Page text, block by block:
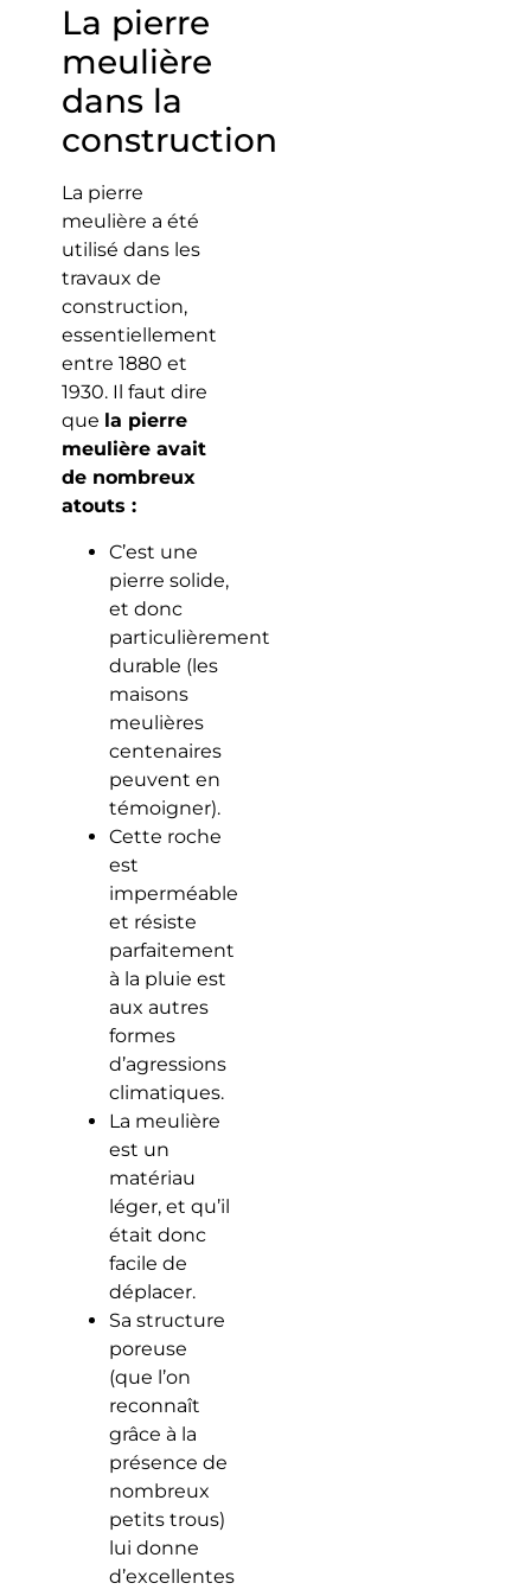
La pierre
meulière
dans la
construction
La pierre
meulière a été
utilisé dans les
travaux de
construction,
essentiellement
entre 1880 et
1930. Il faut dire
que la pierre
meulière avait
de nombreux
atouts :
C’est une
pierre solide,
et donc
particulièrement
durable (les
maisons
meulières
centenaires
peuvent en
témoigner).
Cette roche
est
imperméable
et résiste
parfaitement
à la pluie est
aux autres
formes
d’agressions
climatiques.
La meulière
est un
matériau
léger, et qu’il
était donc
facile de
déplacer.
Sa structure
poreuse
(que l’on
reconnaît
grâce à la
présence de
nombreux
petits trous)
lui donne
d’excellentes